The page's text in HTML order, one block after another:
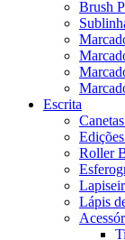
Brush
Escrita
Roller
Lápis